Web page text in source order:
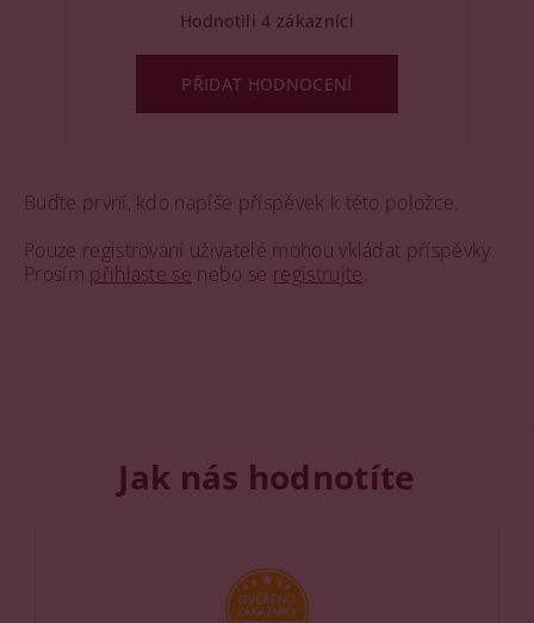
Buďte první, kdo napíše příspěvek k této položce.
Pouze registrovaní uživatelé mohou vkládat příspěvky.
Prosím přihlaste se nebo se registrujte
Hodnotili 4 zákazníci
PŘIDAT HODNOCENÍ
Jak nás hodnotíte